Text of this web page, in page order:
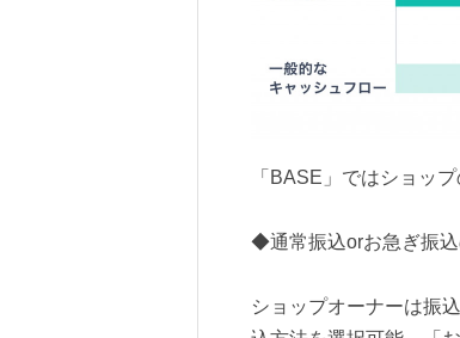
「BASE」ではショッ
◆通常振込orお急ぎ振
ショップオーナーは振